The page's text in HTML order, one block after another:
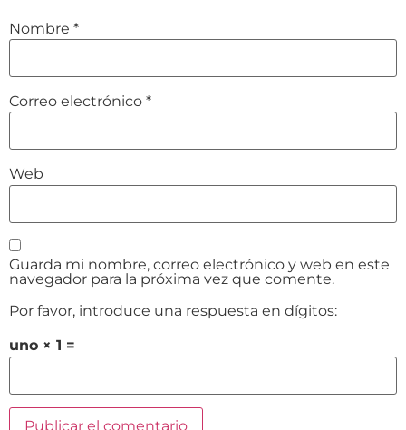
Nombre *
Correo electrónico *
Web
Guarda mi nombre, correo electrónico y web en este
navegador para la próxima vez que comente.
Por favor, introduce una respuesta en dígitos:
uno × 1 =